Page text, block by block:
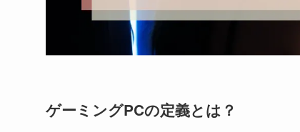
ゲーミングPCの定義とは？